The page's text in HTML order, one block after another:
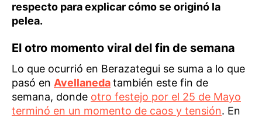
respecto para explicar cómo se originó la
pelea.
El otro momento viral del fin de semana
Lo que ocurrió en Berazategui se suma a lo que
pasó en Avellanedatambién este fin de
semana, donde otro festejo por el 25 de Mayo
terminó en un momento de caos y tensión. En